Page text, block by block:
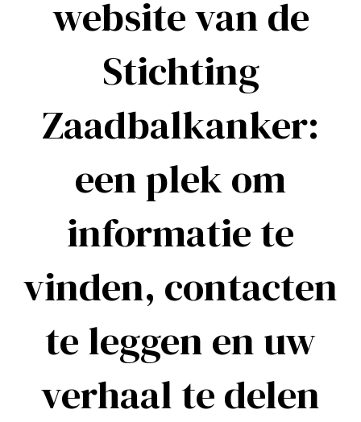
website van de
Stichting
Zaadbalkanker:
een plek om
informatie te
vinden, contacten
te leggen en uw
verhaal te delen